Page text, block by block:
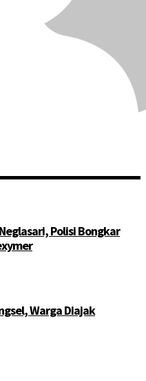
Polisi Bongkar
Warga Diajak